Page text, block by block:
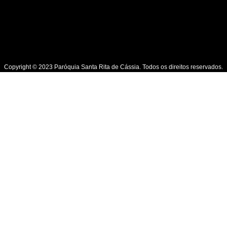
Copyright © 2023 Paróquia Santa Rita de Cássia. Todos os direitos reservados.